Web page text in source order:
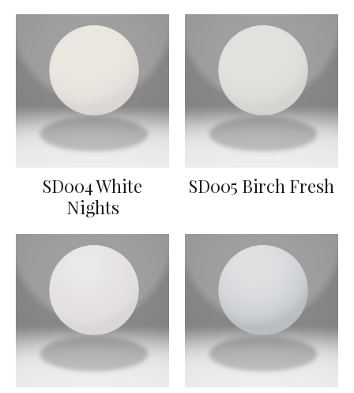
SD004 White
Nights
SD005 Birch Fresh